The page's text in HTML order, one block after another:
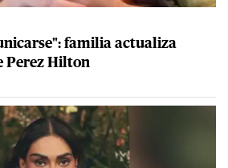
familia actualiza
Perez Hilton